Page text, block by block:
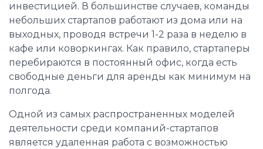
инвестицией. В большинстве случаев, команды
небольших стартапов работают из дома или на
выходных, проводя встречи 1-2 раза в неделю в
кафе или коворкингах. Как правило, стартаперы
перебираются в постоянный офис, когда есть
свободные деньги для аренды как минимум на
полгода.
Одной из самых распространенных моделей
деятельности среди компаний-стартапов
является удаленная работа с возможностью